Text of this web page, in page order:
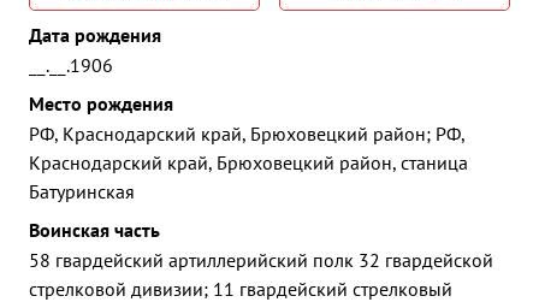
Дата рождения
__.__.1906
Место рождения
РФ, Краснодарский край, Брюховецкий район; РФ,
Краснодарский край, Брюховецкий район, станица
Батуринская
Воинская часть
58 гвардейский артиллерийский полк 32 гвардейской
стрелковой дивизии; 11 гвардейский стрелковый